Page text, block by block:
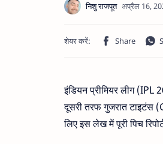
इंडियन प्रीमियर लीग
दूसरी तरफ गुजरात टाइटंस
लिए इस लेख में पूरी पिच